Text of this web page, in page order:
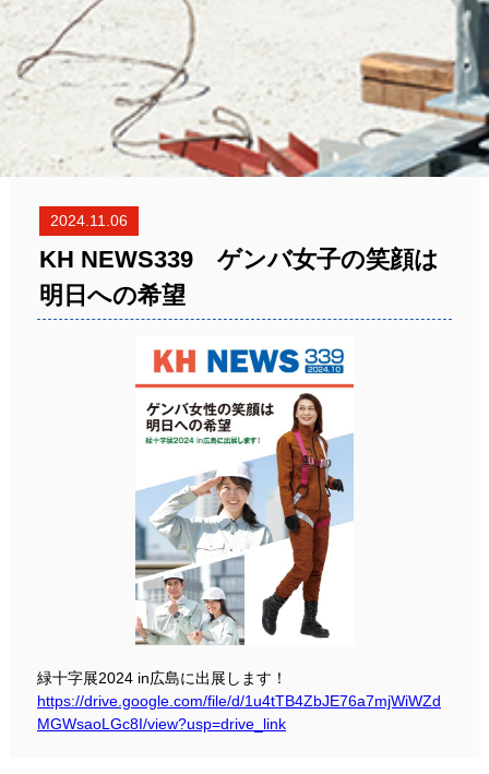
2024.11.06
KH NEWS339 ゲンバ女子の笑顔は
明日への希望
緑十字展2024 in広島に出展します！
https://drive.google.com/file/d/1u4tTB4ZbJE76a7mjWiWZd
MGWsaoLGc8I/view?usp=drive_link